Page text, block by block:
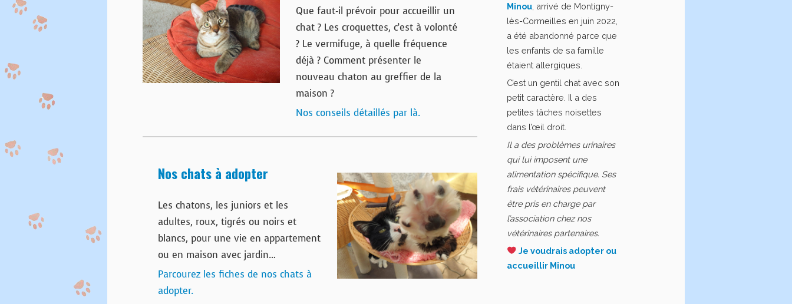
Que faut-il prévoir pour accueillir un
chat ? Les croquettes, c’est à volonté
? Le vermifuge, à quelle fréquence
déjà ? Comment présenter le
nouveau chaton au greffier de la
maison ?
Nos conseils détaillés par là.
Nos chats à adopter
Les chatons, les juniors et les
adultes, roux, tigrés ou noirs et
blancs, pour une vie en appartement
ou en maison avec jardin…
Parcourez les fiches de nos chats à
adopter.
Minou , arrivé de Montigny-
lès-Cormeilles en juin 2022,
a été abandonné parce que
les enfants de sa famille
étaient allergiques.
C’est un gentil chat avec son
petit caractère. Il a des
petites tâches noisettes
dans l’œil droit.
Il a des problèmes urinaires
qui lui imposent une
alimentation spécifique. Ses
frais vétérinaires peuvent
être pris en charge par
l’association chez nos
vétérinaires partenaires.
Je voudrais adopter ou
accueillir Minou